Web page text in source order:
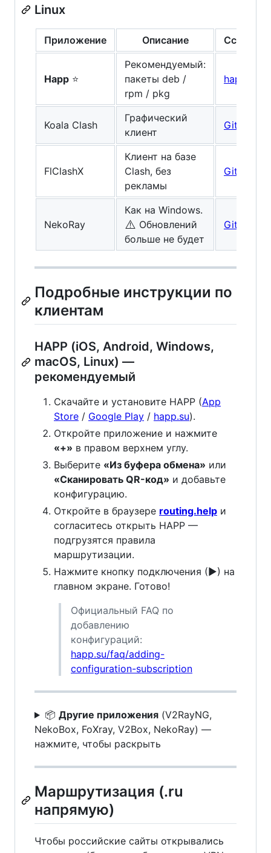
Linux
Приложение Описание Ссылка
Happ ⭐
Рекомендуемый:
пакеты deb /
rpm / pkg
happ.su
Koala Clash
Графический
клиент
GitHub
FlClashX
Клиент на базе
Clash, без
рекламы
GitHub
NekoRay
Как на Windows.
⚠️ Обновлений
больше не будет
GitHub
Подробные инструкции по
клиентам
HAPP (iOS, Android, Windows,
macOS, Linux) —
рекомендуемый
Скачайте и установите HAPP (App
Store / Google Play / happ.su).
Откройте приложение и нажмите
«+» в правом верхнем углу.
Выберите «Из буфера обмена» или
«Сканировать QR-код» и добавьте
конфигурацию.
Откройте в браузере routing.help и
согласитесь открыть HAPP —
подгрузятся правила
маршрутизации.
Нажмите кнопку подключения (▶) на
главном экране. Готово!
Официальный FAQ по
добавлению
конфигураций:
happ.su/faq/adding-
configuration-subscription
📦 Другие приложения(V2RayNG,
NekoBox, FoXray, V2Box, NekoRay) —
нажмите, чтобы раскрыть
Маршрутизация (.ru
напрямую)
Чтобы российские сайты открывались